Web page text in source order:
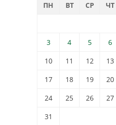
ПН ВТ СР ЧТ
3
4 5 6
10
11 12 13
17
18 19 20
24
25 26 27
31